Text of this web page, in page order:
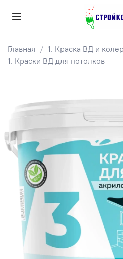
Главная
1. Краска ВД и
1. Краски ВД для потолков